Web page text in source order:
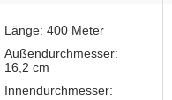
Länge: 400 Meter
Außendurchmesser:
16,2 cm
Innendurchmesser: